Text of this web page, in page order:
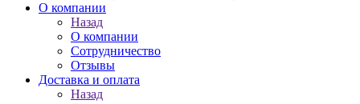
О компании
Назад
О компании
Сотрудничество
Отзывы
Доставка и оплата
Назад